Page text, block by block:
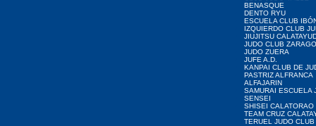
BENASQUE
DENTO RYU
ESCUELA CLUB
IZQUIERDO CLUB
JIUJITSU
JUDO CLUB
JUDO ZUERA
JUFE A.D.
KANPAI CLUB DE
PASTRIZ ALFRANCA
ALFAJARIN
SAMURAI ESCUELA
SENSEI
SHISEI CALATORAO
TEAM CRUZ
TERUEL JUDO CLUB